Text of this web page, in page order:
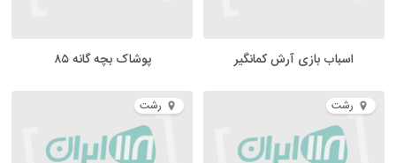
اسباب بازی آرش کمانگیر پوشاک بچه گانه ۸۵
رشت رشت